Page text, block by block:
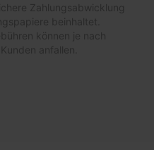
Zahlungsabwicklung
beinhaltet.
können je nach
anfallen.